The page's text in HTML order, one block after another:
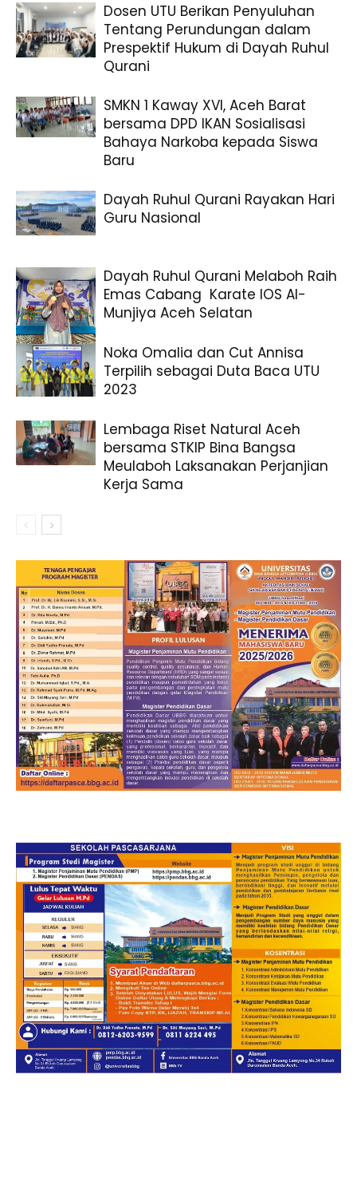
Dosen UTU Berikan Penyuluhan
Tentang Perundungan dalam
Prespektif Hukum di Dayah Ruhul
Qurani
SMKN 1 Kaway XVI, Aceh Barat
bersama DPD IKAN Sosialisasi
Bahaya Narkoba kepada Siswa
Baru
Dayah Ruhul Qurani Rayakan Hari
Guru Nasional
Dayah Ruhul Qurani Melaboh Raih
Emas Cabang Karate IOS Al-
Munjiya Aceh Selatan
Noka Omalia dan Cut Annisa
Terpilih sebagai Duta Baca UTU
2023
Lembaga Riset Natural Aceh
bersama STKIP Bina Bangsa
Meulaboh Laksanakan Perjanjian
Kerja Sama